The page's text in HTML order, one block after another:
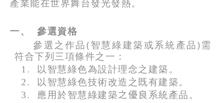
產業能在世界舞台發光發熱。
一、
參選資格
參選之作品 ( 智慧綠建築或系統產品)需
符合下列三項條件之一：
1.
以智慧綠色為設計理念之建築。
2.
以智慧綠色技術改造之既有建築。
3.
應用於智慧綠建築之優良 系統產品。